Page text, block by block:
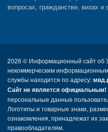
вопросах, гражданстве, визах
2026 © Информационный сайт об
некоммерческим
службы находится по адресу:
Сайт не является официальным!
персональные данные
Логотипы и товарные знаки,
ознакомления, принадлежат их
правообладателям.